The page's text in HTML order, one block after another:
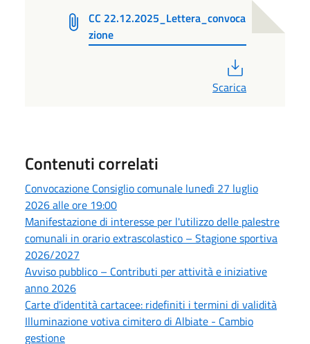
CC 22.12.2025_Lettera_convoca
zione
Scarica
Contenuti correlati
Convocazione Consiglio comunale lunedì 27 luglio
2026 alle ore 19:00
Manifestazione di interesse per l'utilizzo delle palestre
comunali in orario extrascolastico – Stagione sportiva
2026/2027
Avviso pubblico – Contributi per attività e iniziative
anno 2026
Carte d'identità cartacee: ridefiniti i termini di validità
Illuminazione votiva cimitero di Albiate - Cambio
gestione